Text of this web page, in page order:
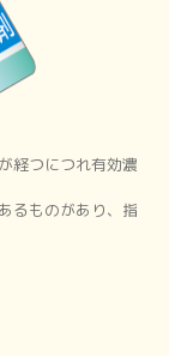
経つにつれ有効濃
るものがあり、指